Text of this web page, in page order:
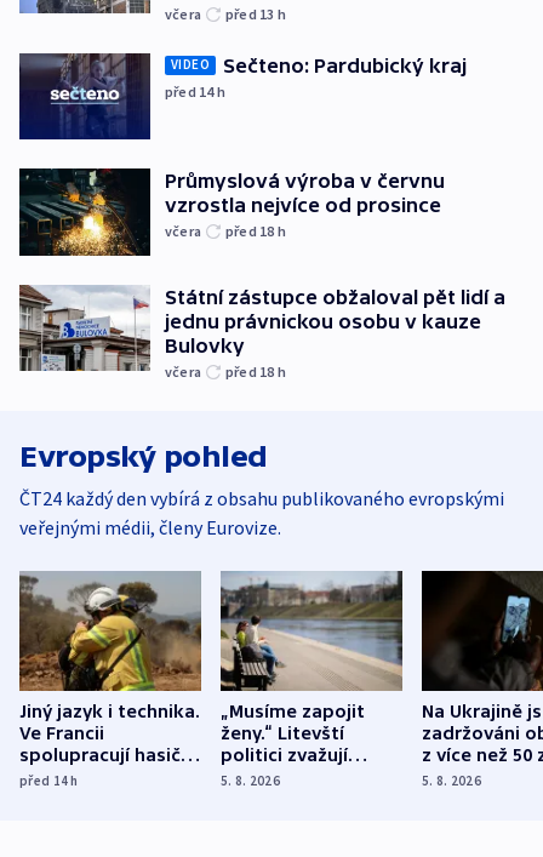
včera před 13 h
VIDEO Sečteno: Pardubický kraj
před 14h
Průmyslová výroba v červnu
vzrostla nejvíce od prosince
včera před 18 h
Státní zástupce obžaloval pět lidí a
jednu právnickou osobu v kauze
Bulovky
včera před 18 h
Evropský pohled
ČT24 každý den vybírá z obsahu publikovaného evropskými
veřejnými médii, členy Eurovize.
Jiný jazyk i technika.
Ve Francii
spolupracují hasiči z
různých zemí
před 14h
„Musíme zapojit
ženy.“ Litevští
politici zvažují
dohodu o
5. 8. 2026
Na Ukrajině
zadržováni
z více než 50
Bojovali na
5. 8. 2026